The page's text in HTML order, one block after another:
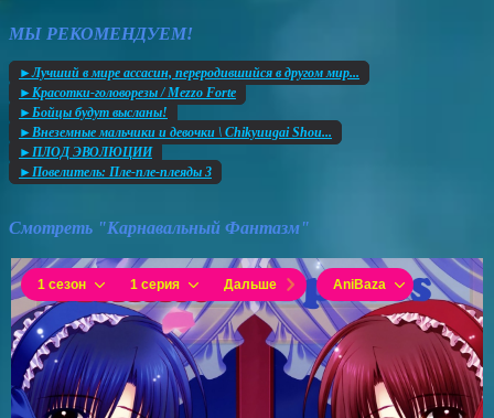
МЫ РЕКОМЕНДУЕМ!
►Лучший в мире ассасин, переродившийся в другом мир...
►Красотки-головорезы / Mezzo Forte
►Бойцы будут высланы!
►Внеземные мальчики и девочки \ Chikyuugai Shou...
►ПЛОД ЭВОЛЮЦИИ
►Повелитель: Пле-пле-плеяды 3
Смотреть "Карнавальный Фантазм"